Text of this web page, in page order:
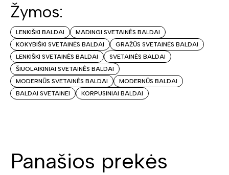
Žymos:
LENKIŠKI BALDAI
MADINGI SVETAINĖS BALDAI
KOKYBIŠKI SVETAINĖS BALDAI
GRAŽŪS SVETAINĖS BALDAI
LENKIŠKI SVETAINĖS BALDAI
SVETAINĖS BALDAI
ŠIUOLAIKINIAI SVETAINĖS BALDAI
MODERNŪS SVETAINĖS BALDAI
MODERNŪS BALDAI
BALDAI SVETAINEI
KORPUSINIAI BALDAI
Panašios prekės